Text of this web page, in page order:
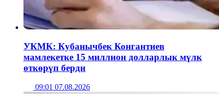
УКМК: Кубанычбек Конгантиев
мамлекетке 15 миллион долларлык мүлк
өткөрүп берди
09:01 07.08.2026